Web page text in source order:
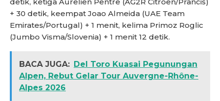
+ 30 detik, keempat Joao Almeida (UAE Team
Emirates/Portugal) + 1 menit, kelima Primoz Roglic
(Jumbo Visma/Slovenia) + 1 menit 12 detik.
BACA JUGA: Del Toro Kuasai Pegunungan
Alpen, Rebut Gelar Tour Auvergne-Rhône-
Alpes 2026